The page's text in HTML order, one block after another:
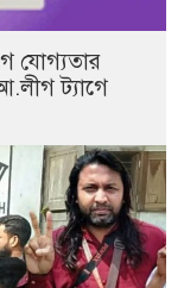
যোগ্যতার
ট্যাগে